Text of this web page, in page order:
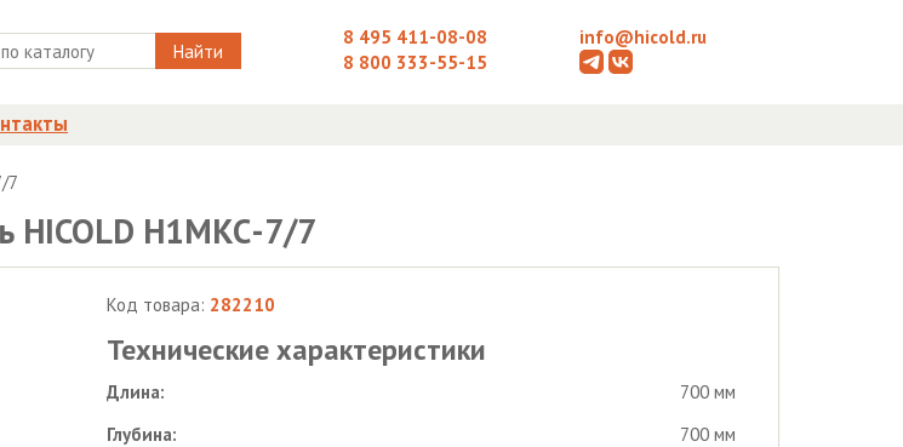
Найти
8 495 411-08-08
8 800 333-55-15
info@hicold.ru
7
HICOLD Н1МКС-7/7
Код товара: 282210
Технические характеристики
Длина:
700 мм
Глубина:
700 мм